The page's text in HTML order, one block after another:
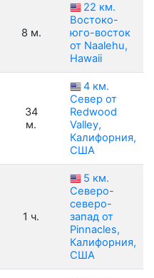
8 м.
22 км.
Востоко-
юго-восток
от Naalehu,
Hawaii
34
м.
4 км.
Север от
Redwood
Valley,
Калифорния,
США
1 ч.
5 км.
Северо-
северо-
запад от
Pinnacles,
Калифорния,
США